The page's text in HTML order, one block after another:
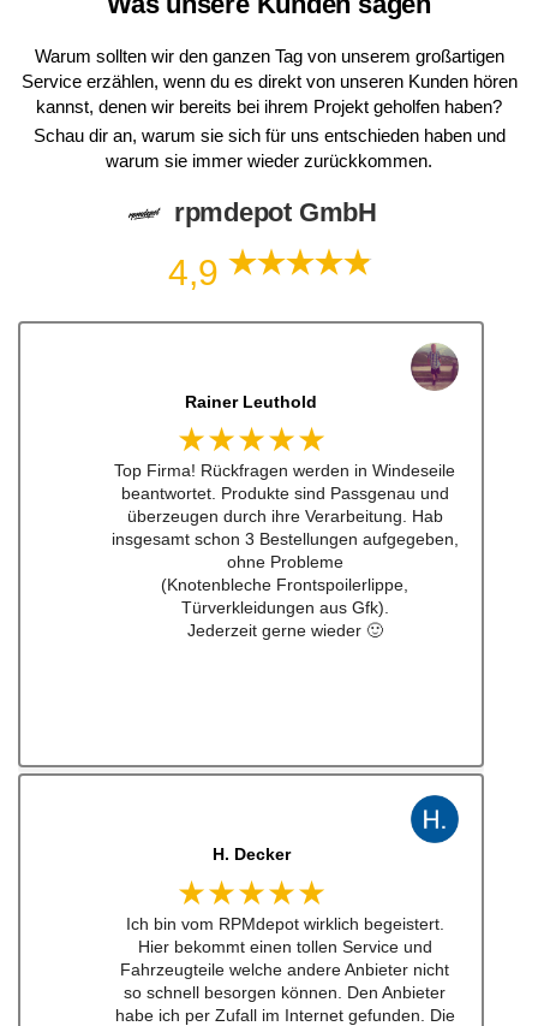
Warum sollten wir den ganzen Tag von unserem großartigen
Service erzählen, wenn du es direkt von unseren Kunden hören
kannst, denen wir bereits bei ihrem Projekt geholfen haben?
Schau dir an, warum sie sich für uns entschieden haben und
warum sie immer wieder zurückkommen.
rpmdepot GmbH
4,9
Dennis Lorenz (Inch)
★★★★★
Schneller Versandt, Top Qualität immerwieder
gerne bei euch #w201Commumity
J. B
★★★★★
Kann man zu 100% empfehlen. Habe einen
Schalthebel für einen w201 16v besteht.
Lieferung schnell und Konversation top.
Qualität der Teile ist wirklich top!!!
Empfehe ich sehr gerne weiter.